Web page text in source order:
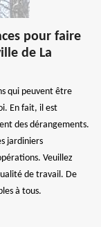
pour faire
de La
qui peuvent être
En fait, il est
des dérangements.
jardiniers
Veuillez
de travail. De
à tous.